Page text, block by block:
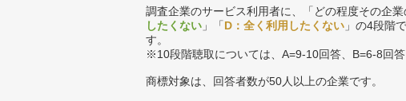
調査企業のサービス利用者に、「どの程度その企
したくない 」「D：全く利用したくない 」の4段階
す。
※10段階聴取については、A=9-10回答、B=6-8回
商標対象は、回答者数が50人以上の企業です。